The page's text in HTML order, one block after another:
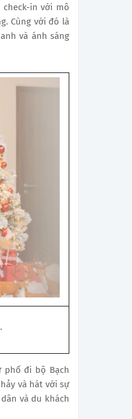
in với mô
Cùng với đó là
và ánh sáng
phố đi bộ Bạch
và hát với sự
và du khách